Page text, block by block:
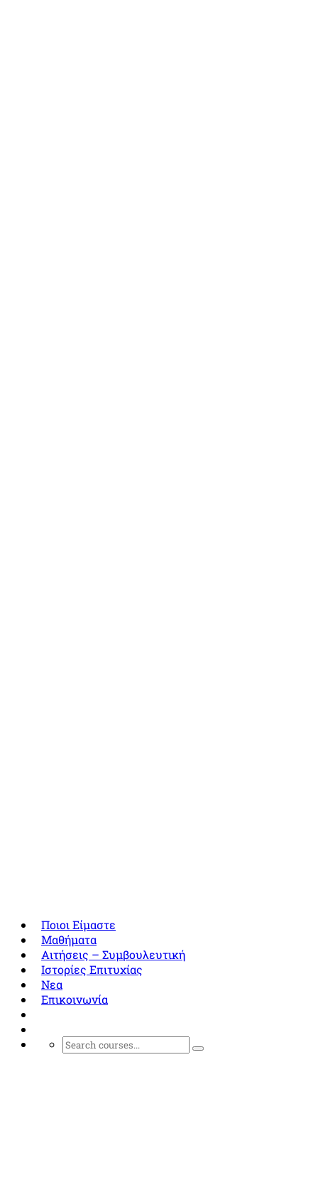
Ποιοι Είμαστε
Μαθήματα
Αιτήσεις – Συμβουλευτική
Ιστορίες Επιτυχίας
Νεα
Επικοινωνία